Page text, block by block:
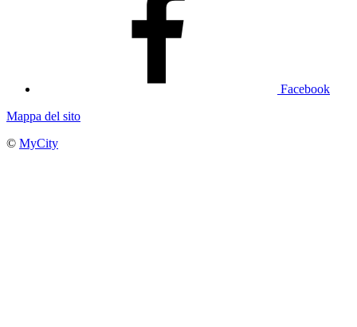
Facebook
Mappa del sito
© MyCity